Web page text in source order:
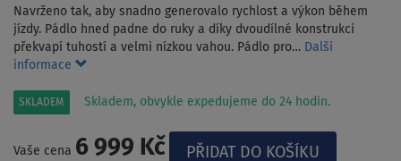
Navrženo tak, aby snadno generovalo rychlost a výkon během
jízdy. Pádlo hned padne do ruky a díky dvoudílné konstrukci
překvapí tuhostí a velmi nízkou vahou. Pádlo pro… Další
informace
SKLADEM Skladem, obvykle expedujeme do 24 hodin.
Vaše cena 6 999 Kč